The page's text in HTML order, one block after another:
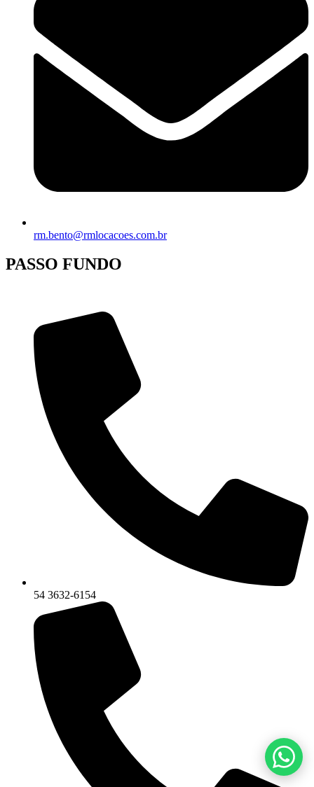
rm.bento@rmlocacoes.com.br
PASSO FUNDO
54 3632-6154